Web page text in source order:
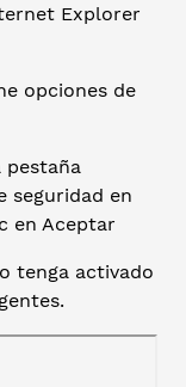
Explorer
opciones de
pestaña
seguridad en
en Aceptar
tenga activado